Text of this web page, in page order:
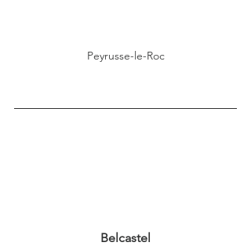
Peyrusse-le-Roc
Belcastel